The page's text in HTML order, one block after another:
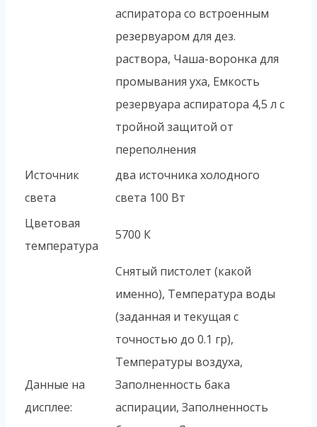
аспиратора со встроенным
резервуаром для дез.
раствора, Чаша-воронка для
промывания уха, Емкость
резервуара аспиратора 4,5 л с
тройной защитой от
переполнения
Источник
света
два источника холодного
света 100 Вт
Цветовая
температура
5700 К
Данные на
дисплее:
Снятый пистолет (какой
именно), Температура воды
(заданная и текущая с
точностью до 0.1 гр),
Температуры воздуха,
Заполненность бака
аспирации, Заполненность